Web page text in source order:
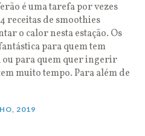
é uma tarefa por vezes
receitas de smoothies
o calor nesta estação. Os
para quem tem
ou para quem quer ingerir
muito tempo. Para além de
2019